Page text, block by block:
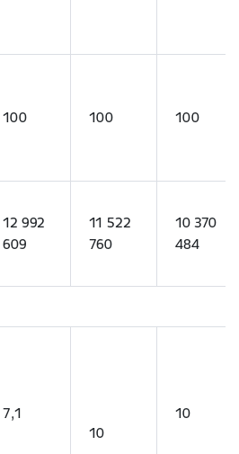
100 100 100
12 992
609
11 522
760
10 370
484
7,1
10
10